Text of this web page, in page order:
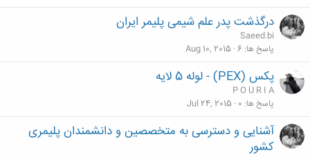
درگذشت پدر علم شیمی پلیمر ایران
Saeed.bi
پاسخ ها 6
Aug 10, 2015
پکس (PEX) - لوله 5 لایه
P O U R I A
پاسخ ها 0
Jul 24, 2015
آشنایی و دسترسی به متخصصین و دانشمندان پلیمری
کشور